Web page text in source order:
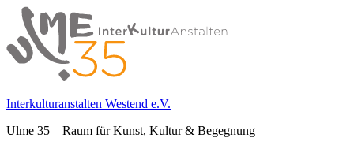
Springe
zum
Inhalt
Interkulturanstalten Westend e.V.
Ulme 35 – Raum für Kunst, Kultur & Begegnung